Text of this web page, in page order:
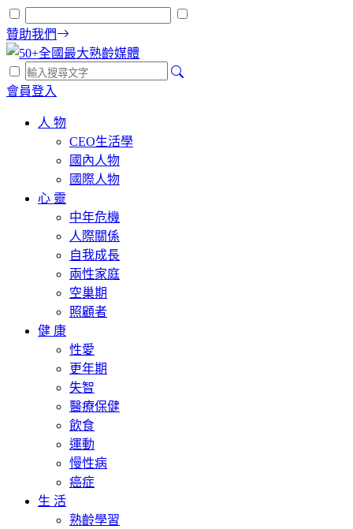
贊助我們
會員登入
人 物
CEO生活學
國內人物
國際人物
心 靈
中年危機
人際關係
自我成長
兩性家庭
空巢期
照顧者
健 康
性愛
更年期
失智
醫療保健
飲食
運動
慢性病
癌症
生 活
熟齡學習